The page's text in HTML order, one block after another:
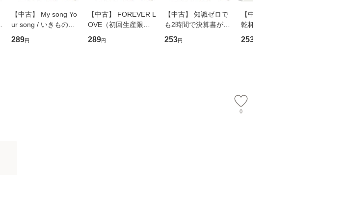
【中古】 My song Yo
ur song / いきものが
かり / [CD]【メール便
送料無料】
289円
【中古】 FOREVER L
OVE（初回生産限定
盤） / 清水翔太×加藤
ミリヤ / [CD]【メール
289円
【中古】 知識ゼロで
も2時間で決算書が読
めるようになる！ 会
計超入門！ / 佐伯 良
253円
【中古】 ウインクで
乾杯 (ノン・ポシェッ
ト) / 東野圭吾 / 祥伝
253
0